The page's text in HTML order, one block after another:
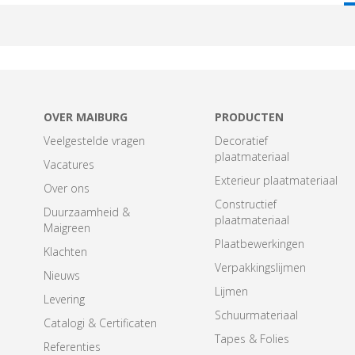
OVER MAIBURG
Veelgestelde vragen
Vacatures
Over ons
Duurzaamheid &
Maigreen
Klachten
Nieuws
Levering
Catalogi & Certificaten
Referenties
PRODUCTEN
Decoratief
plaatmateriaal
Exterieur plaatmateriaal
Constructief
plaatmateriaal
Plaatbewerkingen
Verpakkingslijmen
Lijmen
Schuurmateriaal
Tapes & Folies